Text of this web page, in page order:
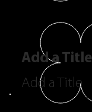
Add a Title
Add a Title